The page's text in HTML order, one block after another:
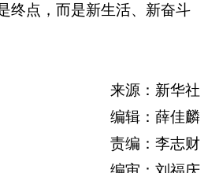
终点，而是新生活、新奋斗
来源：新华社
编辑：薛佳麟
责编：李志财